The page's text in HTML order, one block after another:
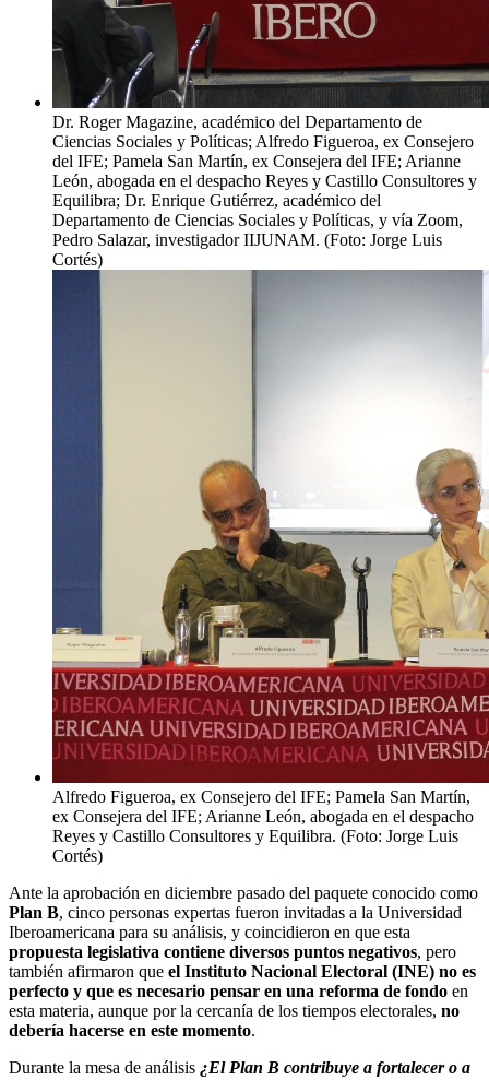
Dr. Roger Magazine, académico del Departamento de
Ciencias Sociales y Políticas; Alfredo Figueroa, ex Consejero
del IFE; Pamela San Martín, ex Consejera del IFE; Arianne
León, abogada en el despacho Reyes y Castillo Consultores y
Equilibra; Dr. Enrique Gutiérrez, académico del
Departamento de Ciencias Sociales y Políticas, y vía Zoom,
Pedro Salazar, investigador IIJUNAM. (Foto: Jorge Luis
Cortés)
Alfredo Figueroa, ex Consejero del IFE; Pamela San Martín,
ex Consejera del IFE; Arianne León, abogada en el despacho
Reyes y Castillo Consultores y Equilibra. (Foto: Jorge Luis
Cortés)
Ante la aprobación en diciembre pasado del paquete conocido como
Plan B, cinco personas expertas fueron invitadas a la Universidad
Iberoamericana para su análisis, y coincidieron en que esta
propuesta legislativa contiene diversos puntos negativos, pero
también afirmaron que el Instituto Nacional Electoral (INE) no es
perfecto y que es necesario pensar en una reforma de fondo en
esta materia, aunque por la cercanía de los tiempos electorales, no
debería hacerse en este momento.
Durante la mesa de análisis ¿El Plan B contribuye a fortalecer o a